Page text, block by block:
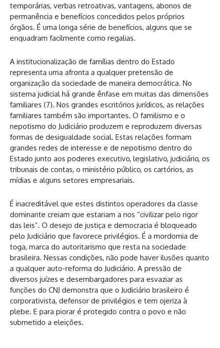
temporárias, verbas retroativas, vantagens, abonos de
permanência e benefícios concedidos pelos próprios
órgãos. É uma longa série de benefícios, alguns que se
enquadram facilmente como regalias.
A institucionalização de famílias dentro do Estado
representa uma afronta a qualquer pretensão de
organização da sociedade de maneira democrática. No
sistema judicial há grande ênfase em muitas das dimensões
familiares (7). Nos grandes escritórios jurídicos, as relações
familiares também são importantes. O familismo e o
nepotismo do Judiciário produzem e reproduzem diversas
formas de desigualdade social. Estas relações formam
grandes redes de interesse e de nepotismo dentro do
Estado junto aos poderes executivo, legislativo, judiciário, os
tribunais de contas, o ministério público, os cartórios, as
mídias e alguns setores empresariais.
É inacreditável que estes distintos operadores da classe
dominante creiam que estariam a nos “civilizar pelo rigor
das leis”. O desejo de justiça e democracia é bloqueado
pelo Judiciário que favorece privilégios. É a mordomia de
toga, marca do autoritarismo que resta na sociedade
brasileira. Nessas condições, não pode haver ilusões quanto
a qualquer auto-reforma do Judiciário. A pressão de
diversos juízes e desembargadores para esvaziar as
funções do CNJ demonstra que o Judiciário brasileiro é
corporativista, defensor de privilégios e tem ojeriza à
plebe. E para piorar é protegido contra o povo e não
submetido a eleições.